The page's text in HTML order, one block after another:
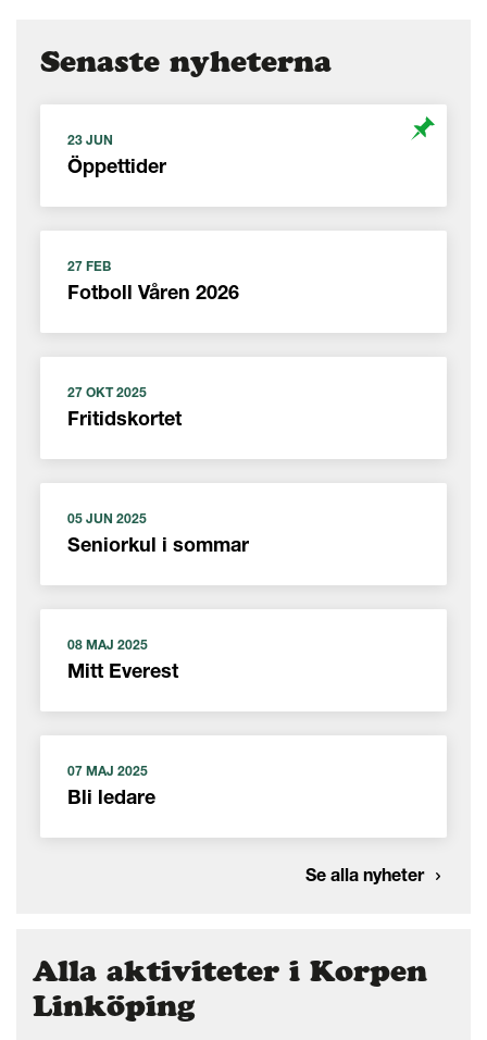
Senaste nyheterna
23 JUN
Öppettider
27 FEB
Fotboll Våren 2026
27 OKT 2025
Fritidskortet
05 JUN 2025
Seniorkul i sommar
08 MAJ 2025
Mitt Everest
07 MAJ 2025
Bli ledare
Se alla nyheter
Alla aktiviteter i Korpen
Linköping